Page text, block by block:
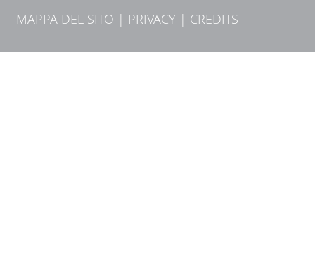
MAPPA DEL SITO | PRIVACY | CREDITS